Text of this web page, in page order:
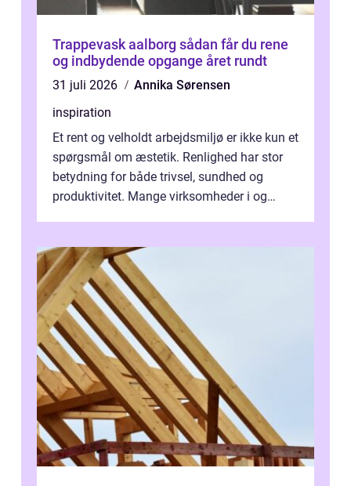
Trappevask aalborg sådan får du rene
og indbydende opgange året rundt
31 juli 2026
Annika Sørensen
inspiration
Et rent og velholdt arbejdsmiljø er ikke kun et
spørgsmål om æstetik. Renlighed har stor
betydning for både trivsel, sundhed og
produktivitet. Mange virksomheder i og